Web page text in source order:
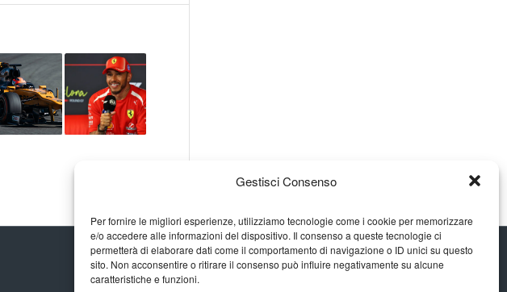
Gestisci Consenso
Per fornire le migliori esperienze, utilizziamo tecnologie come i cookie per memorizzare
e/o accedere alle informazioni del dispositivo. Il consenso a queste tecnologie ci
permetterà di elaborare dati come il comportamento di navigazione o ID unici su questo
sito. Non acconsentire o ritirare il consenso può influire negativamente su alcune
caratteristiche e funzioni.